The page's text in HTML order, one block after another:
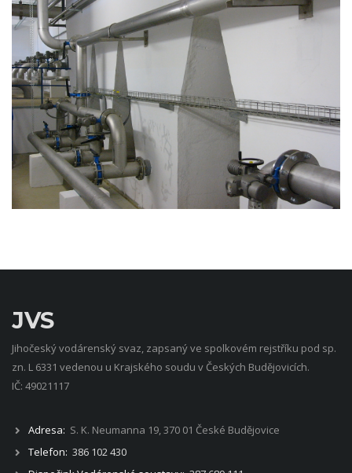
JVS
Jihočeský vodárenský svaz, zapsaný ve spolkovém rejstříku pod sp.
zn. L 6331 vedenou u Krajského soudu v Českých Budějovicích.
IČ: 49021117
Adresa: S. K. Neumanna 19, 370 01 České Budějovice
Telefon: 386 102 430